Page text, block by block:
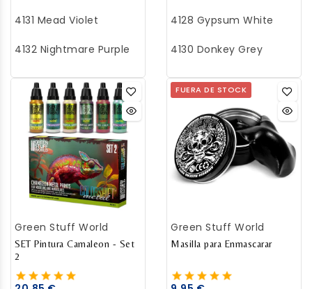
4131 Mead Violet
4132 Nightmare Purple
4128 Gypsum White
4130 Donkey Grey
Green Stuff World
SET Pintura Camaleon - Set
2
FUERA DE STOCK
Green Stuff World
Masilla para Enmascarar